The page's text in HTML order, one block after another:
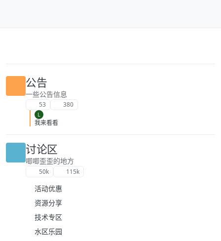
公告
一些公告信息
53 380
L
我来看看
讨论区
唧唧歪歪的地方
50k 115k
活动优惠
资源分享
技术专区
水区乐园